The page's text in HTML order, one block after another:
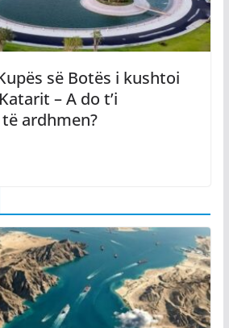
së Botës i kushtoi
– A do t’i
ardhmen?